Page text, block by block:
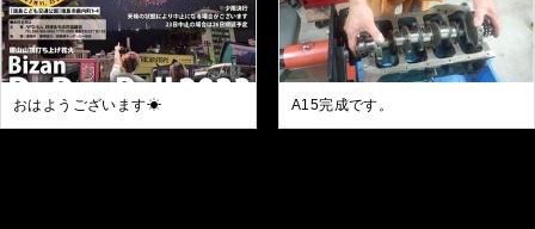
おはようございます☀ A15完成です。